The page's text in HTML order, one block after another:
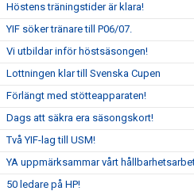
Höstens träningstider är klara!
YIF söker tränare till P06/07.
Vi utbildar inför höstsäsongen!
Lottningen klar till Svenska Cupen
Förlängt med stötteapparaten!
Dags att säkra era säsongskort!
Två YIF-lag till USM!
YA uppmärksammar vårt
50 ledare på HP!